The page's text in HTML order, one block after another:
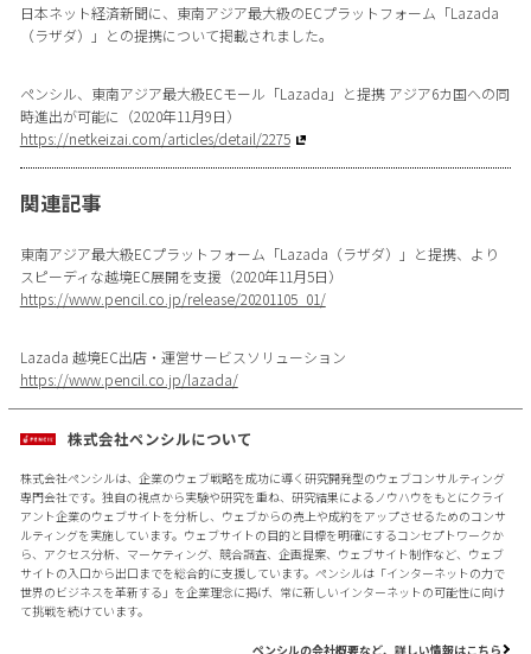
日本ネット経済新聞に、東南アジア最大級のECプラットフォーム「Lazada
（ラザダ）」との提携について掲載されました。
ペンシル、東南アジア最大級ECモール「Lazada」と提携 アジア6カ国への同
時進出が可能に（2020年11月9日）
https://netkeizai.com/articles/detail/2275
関連記事
東南アジア最大級ECプラットフォーム「Lazada（ラザダ）」と提携、より
スピーディな越境EC展開を支援（2020年11月5日）
https://www.pencil.co.jp/release/20201105_01/
Lazada 越境EC出店・運営サービスソリューション
https://www.pencil.co.jp/lazada/
株式会社ペンシルについて
株式会社ペンシルは、企業のウェブ戦略を成功に導く研究開発型のウェブコンサルティング
専門会社です。独自の視点から実験や研究を重ね、研究結果によるノウハウをもとにクライ
アント企業のウェブサイトを分析し、ウェブからの売上や成約をアップさせるためのコンサ
ルティングを実施しています。ウェブサイトの目的と目標を明確にするコンセプトワークか
ら、アクセス分析、マーケティング、競合調査、企画提案、ウェブサイト制作など、ウェブ
サイトの入口から出口までを総合的に支援しています。ペンシルは「インターネットの力で
世界のビジネスを革新する」を企業理念に掲げ、常に新しいインターネットの可能性に向け
て挑戦を続けています。
ペンシルの会社概要など、詳しい情報はこちら